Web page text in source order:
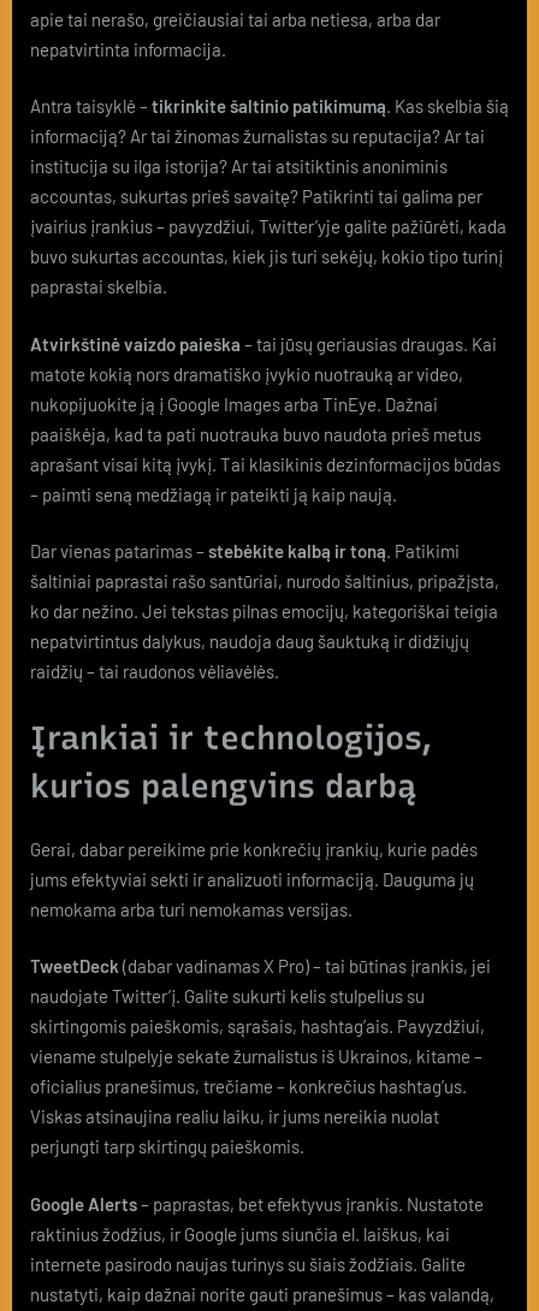
apie tai nerašo, greičiausiai tai arba netiesa, arba dar
nepatvirtinta informacija.
Antra taisyklė – tikrinkite šaltinio patikimumą. Kas skelbia šią
informaciją? Ar tai žinomas žurnalistas su reputacija? Ar tai
institucija su ilga istorija? Ar tai atsitiktinis anoniminis
accountas, sukurtas prieš savaitę? Patikrinti tai galima per
įvairius įrankius – pavyzdžiui, Twitter’yje galite pažiūrėti, kada
buvo sukurtas accountas, kiek jis turi sekėjų, kokio tipo turinį
paprastai skelbia.
Atvirkštinė vaizdo paieška – tai jūsų geriausias draugas. Kai
matote kokią nors dramatiško įvykio nuotrauką ar video,
nukopijuokite ją į Google Images arba TinEye. Dažnai
paaiškėja, kad ta pati nuotrauka buvo naudota prieš metus
aprašant visai kitą įvykį. Tai klasikinis dezinformacijos būdas
– paimti seną medžiagą ir pateikti ją kaip naują.
Dar vienas patarimas – stebėkite kalbą ir toną. Patikimi
šaltiniai paprastai rašo santūriai, nurodo šaltinius, pripažįsta,
ko dar nežino. Jei tekstas pilnas emocijų, kategoriškai teigia
nepatvirtintus dalykus, naudoja daug šauktuką ir didžiųjų
raidžių – tai raudonos vėliavėlės.
Įrankiai ir technologijos,
kurios palengvins darbą
Gerai, dabar pereikime prie konkrečių įrankių, kurie padės
jums efektyviai sekti ir analizuoti informaciją. Dauguma jų
nemokama arba turi nemokamas versijas.
TweetDeck (dabar vadinamas X Pro) – tai būtinas įrankis, jei
naudojate Twitter’į. Galite sukurti kelis stulpelius su
skirtingomis paieškomis, sąrašais, hashtag’ais. Pavyzdžiui,
viename stulpelyje sekate žurnalistus iš Ukrainos, kitame –
oficialius pranešimus, trečiame – konkrečius hashtag’us.
Viskas atsinaujina realiu laiku, ir jums nereikia nuolat
perjungti tarp skirtingų paieškomis.
Google Alerts– paprastas, bet efektyvus įrankis. Nustatote
raktinius žodžius, ir Google jums siunčia el. laiškus, kai
internete pasirodo naujas turinys su šiais žodžiais. Galite
nustatyti, kaip dažnai norite gauti pranešimus – kas valandą,